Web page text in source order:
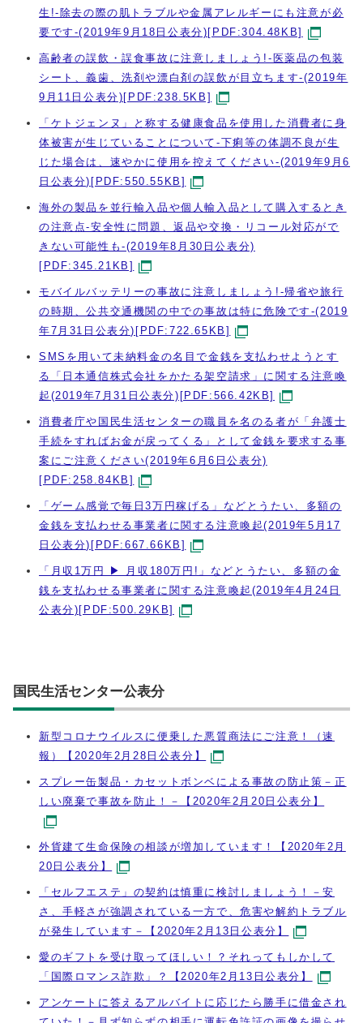
生!-除去の際の肌トラブルや金属アレルギーにも注意が必
要です-(2019年9月18日公表分)[PDF:304.48KB]
高齢者の誤飲・誤食事故に注意しましょう!-医薬品の包装
シート、義歯、洗剤や漂白剤の誤飲が目立ちます-(2019年
9月11日公表分)[PDF:238.5KB]
「ケトジェンヌ」と称する健康食品を使用した消費者に身
体被害が生じていることについて-下痢等の体調不良が生
じた場合は、速やかに使用を控えてください-(2019年9月6
日公表分)[PDF:550.55KB]
海外の製品を並行輸入品や個人輸入品として購入するとき
の注意点-安全性に問題、返品や交換・リコール対応がで
きない可能性も-(2019年8月30日公表分)
[PDF:345.21KB]
モバイルバッテリーの事故に注意しましょう!-帰省や旅行
の時期、公共交通機関の中での事故は特に危険です-(2019
年7月31日公表分)[PDF:722.65KB]
SMSを用いて未納料金の名目で金銭を支払わせようとす
る「日本通信株式会社をかたる架空請求」に関する注意喚
起(2019年7月31日公表分)[PDF:566.42KB]
消費者庁や国民生活センターの職員を名のる者が「弁護士
手続をすればお金が戻ってくる」として金銭を要求する事
案にご注意ください(2019年6月6日公表分)
[PDF:258.84KB]
「ゲーム感覚で毎日3万円稼げる」などとうたい、多額の
金銭を支払わせる事業者に関する注意喚起(2019年5月17
日公表分)[PDF:667.66KB]
「月収1万円 ▶ 月収180万円!」などとうたい、多額の金
銭を支払わせる事業者に関する注意喚起(2019年4月24日
公表分)[PDF:500.29KB]
国民生活センター公表分
新型コロナウイルスに便乗した悪質商法にご注意！（速
報）【2020年2月28日公表分】
スプレー缶製品・カセットボンベによる事故の防止策－正
しい廃棄で事故を防止！－【2020年2月20日公表分】
外貨建て生命保険の相談が増加しています！【2020年2月
20日公表分】
「セルフエステ」の契約は慎重に検討しましょう！－安
さ、手軽さが強調されている一方で、危害や解約トラブル
が発生しています－【2020年2月13日公表分】
愛のギフトを受け取ってほしい！？それってもしかして
「国際ロマンス詐欺」？【2020年2月13日公表分】
アンケートに答えるアルバイトに応じたら勝手に借金され